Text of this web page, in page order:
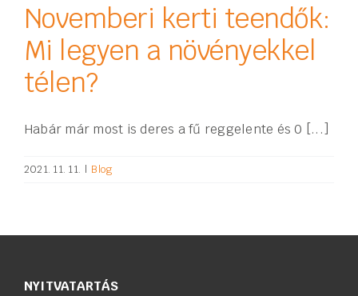
Novemberi kerti teendők:
Mi legyen a növényekkel
télen?
Habár már most is deres a fű reggelente és 0 [...]
2021. 11. 11. | Blog
NYITVATARTÁS